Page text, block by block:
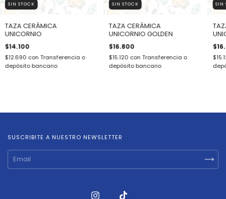
SIN STOCK
TAZA CERÁMICA
UNICORNIO
$14.100
$12.690 con Transferencia o
depósito bancario
SIN STOCK
TAZA CERÁMICA
UNICORNIO GOLDEN
$16.800
$15.120 con Transferencia o
depósito bancario
SIN
SUSCRIBITE A NUESTRO NEWSLETTER